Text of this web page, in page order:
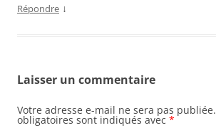
Répondre ↓
Laisser un commentaire
Votre adresse e-mail ne sera pas publiée.
obligatoires sont indiqués avec *